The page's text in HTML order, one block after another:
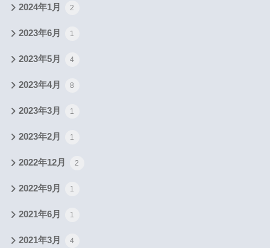
2024年1月 2
2023年6月 1
2023年5月 4
2023年4月 8
2023年3月 1
2023年2月 1
2022年12月 2
2022年9月 1
2021年6月 1
2021年3月 4